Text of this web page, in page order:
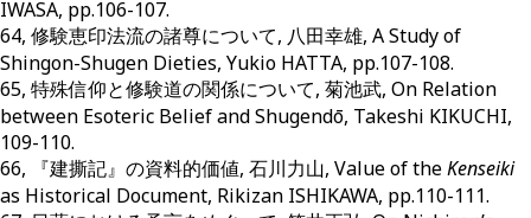
IWASA, pp.106-107.
64, 修験恵印法流の諸尊について, 八田幸雄, A Study of
Shingon-Shugen Dieties, Yukio HATTA, pp.107-108.
65, 特殊信仰と修験道の関係について, 菊池武, On Relation
between Esoteric Belief and Shugendō, Takeshi KIKUCHI,
109-110.
66, 『建撕記』の資料的価値, 石川力山, Value of theKenseiki
as Historical Document, Rikizan ISHIKAWA, pp.110-111.